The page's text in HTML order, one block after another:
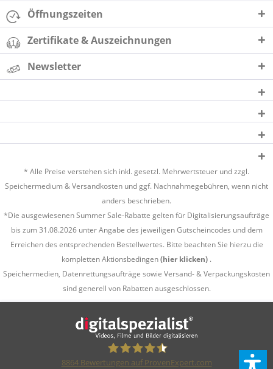
Öffnungszeiten
Zertifikate & Auszeichnungen
Newsletter
* Alle Preise verstehen sich inkl. gesetzl. Mehrwertsteuer und zzgl.
Speichermedium &Versandkosten und ggf. Nachnahmegebühren, wenn nicht
anders beschrieben.
*Die ausgewiesenen Summer Sale-Rabatte gelten für Digitalisierungsaufträge
bis zum 31.08.2026 unter Angabe des jeweiligen Gutscheincodes und dem
Erreichen des entsprechenden Bestellwertes. Bitte beachten Sie hierzu die
kompletten Aktionsbedingen(hier klicken) .
Speichermedien, Datenrettungsaufträge sowie Versand- & Verpackungskosten
sind generell von Rabatten ausgeschlossen.
8864Bewertungen auf ProvenExpert.com